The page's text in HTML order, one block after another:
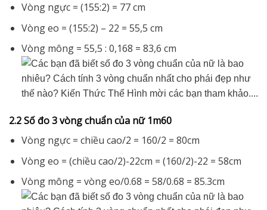
Vòng ngực = (155:2) = 77 cm
Vòng eo = (155:2) – 22 = 55,5 cm
Vòng mông = 55,5 : 0,168 = 83,6 cm
2.2 Số đo 3 vòng chuẩn của nữ 1m60
Vòng ngực = chiều cao/2 = 160/2 = 80cm
Vòng eo = (chiều cao/2)-22cm = (160/2)-22 = 58cm
Vòng mông = vòng eo/0.68 = 58/0.68 = 85.3cm